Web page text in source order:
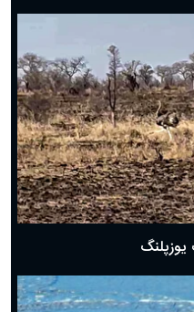
یوزپلنگ